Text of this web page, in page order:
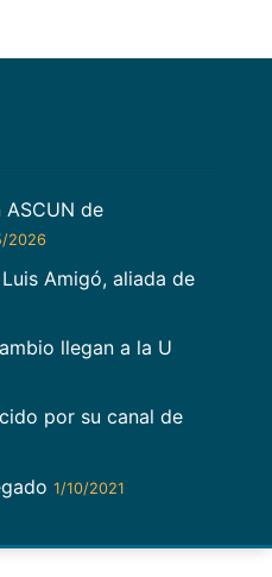
de
2026
Amigó, aliada de
llegan a la U
por su canal de
1/10/2021